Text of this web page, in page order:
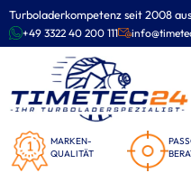
Turboladerkompetenz seit 2008
+49 3322 40 200 111
MARKEN-
QUALITÄT
Zum
Inhalt
springen